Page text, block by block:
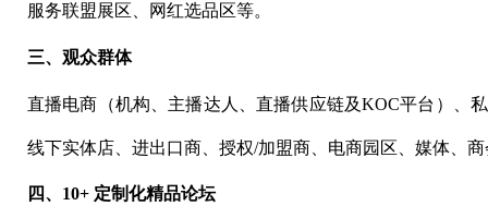
服务联盟展区、网红选品区等。
三、观众群体
直播电商（机构、主播达人、直播供应链及KOC平台）、
线下实体店、进出口商、授权/加盟商、电商园区、媒体、
四、10+ 定制化精品论坛